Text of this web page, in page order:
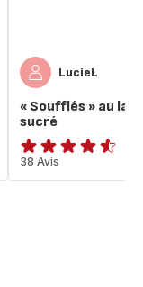
LucieL
« Soufflés » au
sucré
ratings.4.5
38 Avis